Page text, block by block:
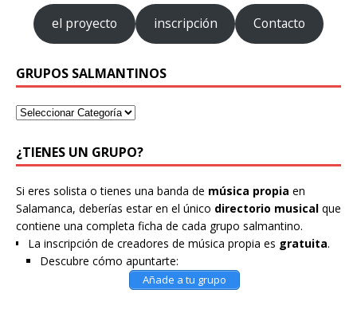
el proyecto inscripción Contacto
GRUPOS SALMANTINOS
¿TIENES UN GRUPO?
Si eres solista o tienes una banda de música propia en
Salamanca, deberías estar en el único directorio musical que
contiene una completa ficha de cada grupo salmantino.
La inscripción de creadores de música propia es gratuita.
Descubre cómo apuntarte:
Añade a tu grupo